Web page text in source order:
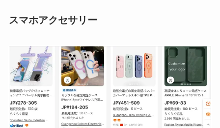
スマホアクセサリー